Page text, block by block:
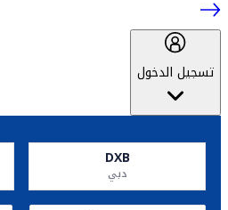
تسجيل الدخول
DXB
دبي